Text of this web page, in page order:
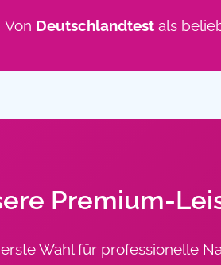
Von Deutschlandtest als
Premium-
Wahl für professionelle